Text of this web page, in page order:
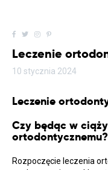
Leczenie
10 stycznia 2024
Leczenie
Czy będąc w
ortodontycznemu?
Rozpoczęcie leczenia